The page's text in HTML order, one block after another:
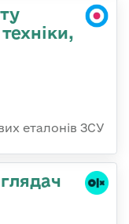
еталонів ЗСУ